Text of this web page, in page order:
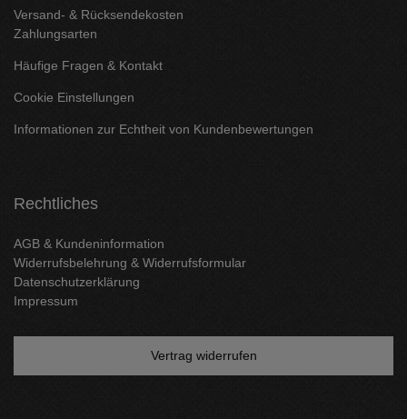
Versand- & Rücksendekosten
Zahlungsarten
Häufige Fragen & Kontakt
Cookie Einstellungen
Informationen zur Echtheit von Kundenbewertungen
Rechtliches
AGB & Kundeninformation
Widerrufsbelehrung & Widerrufsformular
Datenschutzerklärung
Impressum
Vertrag widerrufen